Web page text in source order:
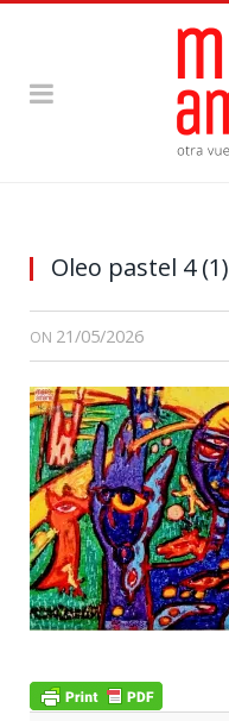
Oleo pastel 4 (1)
ON 21/05/2026